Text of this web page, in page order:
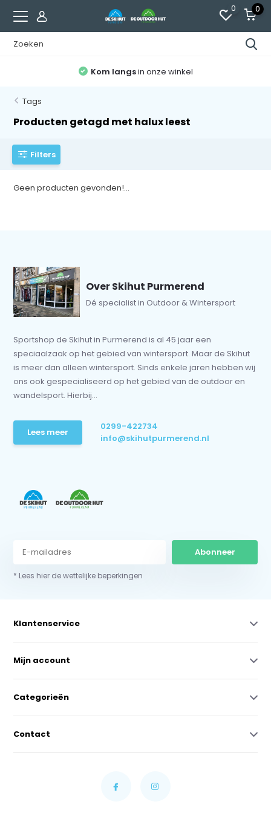
0 0
Kom langsin onze winkel
Tags
Producten getagd met halux leest
Filters
Geen producten gevonden!...
Over Skihut Purmerend
Dé specialist in Outdoor & Wintersport
Sportshop de Skihut in Purmerend is al 45 jaar een
speciaalzaak op het gebied van wintersport. Maar de Skihut
is meer dan alleen wintersport. Sinds enkele jaren hebben wij
ons ook gespecialiseerd op het gebied van de outdoor en
wandelsport. Hierbij...
Lees meer
0299-422734
info@skihutpurmerend.nl
Abonneer
* Lees hier de wettelijke beperkingen
Klantenservice
Mijn account
Categorieën
Contact